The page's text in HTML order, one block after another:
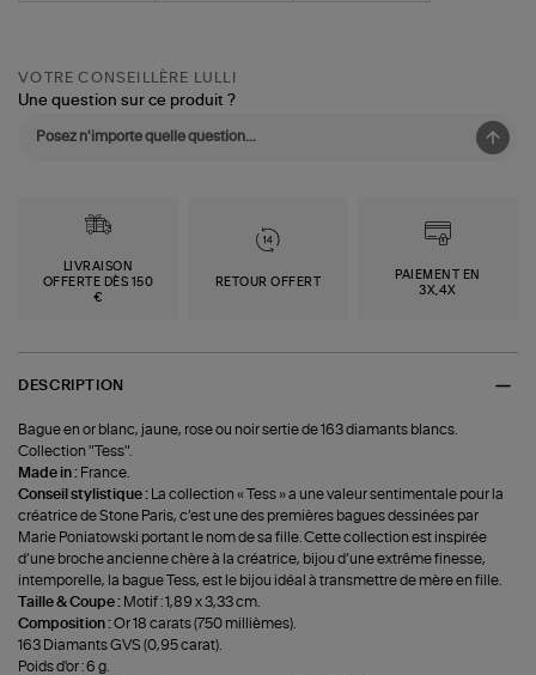
VOTRE CONSEILLÈRE LULLI
Une question sur ce produit ?
LIVRAISON
OFFERTE DÈS 150
€
RETOUR OFFERT
PAIEMENT EN
3X,4X
DESCRIPTION
Bague en or blanc, jaune, rose ou noir sertie de 163 diamants blancs.
Collection "Tess".
Made in : France.
Conseil stylistique :
La collection « Tess » a une valeur sentimentale pour la
créatrice de Stone Paris, c’est une des premières bagues dessinées par
Marie Poniatowski portant le nom de sa fille. Cette collection est inspirée
d’une broche ancienne chère à la créatrice, bijou d’une extrême finesse,
intemporelle, la bague Tess, est le bijou idéal à transmettre de mère en fille.
Taille & Coupe : Motif : 1,89 x 3,33 cm.
Composition :Or 18 carats (750 millièmes).
163 Diamants GVS (0,95 carat).
Poids d'or : 6 g.